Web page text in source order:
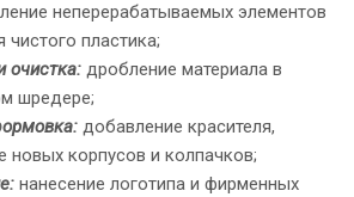
неперерабатываемых элементов
чистого пластика;
очистка: дробление материала в
шредере;
добавление красителя,
новых корпусов и колпачков;
нанесение логотипа и фирменных